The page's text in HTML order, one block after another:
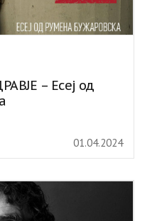
– Есеј од
01.04.2024